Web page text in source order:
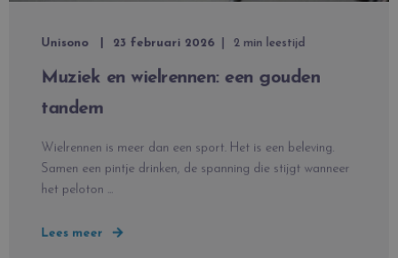
Unisono 23 februari 2026 2 min leestijd
Muziek en wielrennen: een gouden
tandem
Wielrennen is meer dan een sport. Het is een beleving.
Samen een pintje drinken, de spanning die stijgt wanneer
het peloton ...
Lees meer